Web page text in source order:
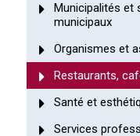
Municipalités et
municipaux
Organismes et
Restaurants,
Santé et
Services